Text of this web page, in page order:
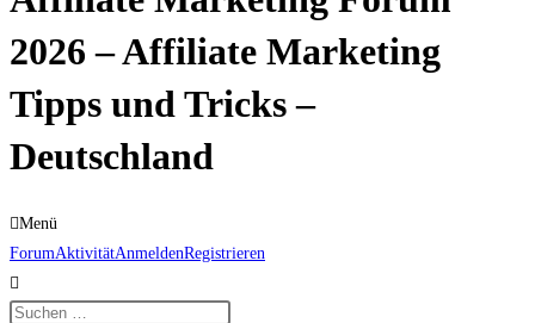
2026 – Affiliate Marketing
Tipps und Tricks –
Deutschland
Menü
Forum-
Navigation
ForumAktivitätAnmeldenRegistrieren